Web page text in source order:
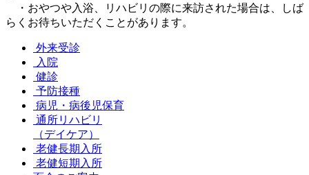
・おやつや入浴、リハビリの際に来訪された場合は、しば
らくお待ちいただくことがあります。
外来受診
入院
健診
予防接種
病児・病後児保育
通所リハビリ
（デイケア）
老健長期入所
老健短期入所